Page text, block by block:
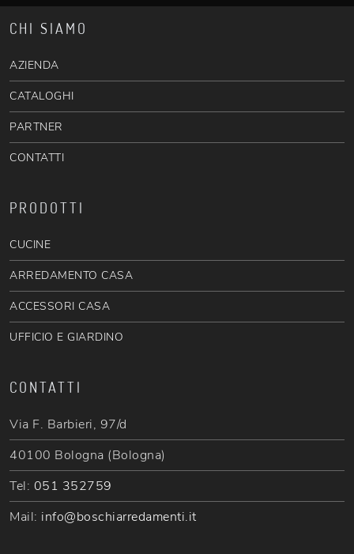
CHI SIAMO
AZIENDA
CATALOGHI
PARTNER
CONTATTI
PRODOTTI
CUCINE
ARREDAMENTO CASA
ACCESSORI CASA
UFFICIO E GIARDINO
CONTATTI
Via F. Barbieri, 97/d
40100 Bologna (Bologna)
Tel: 051 352759
Mail: info@boschiarredamenti.it